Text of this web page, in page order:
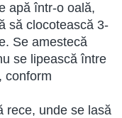
apă într-o oală,
să clocotească 3-
Se amestecă
se lipească între
conform
rece, unde se lasă